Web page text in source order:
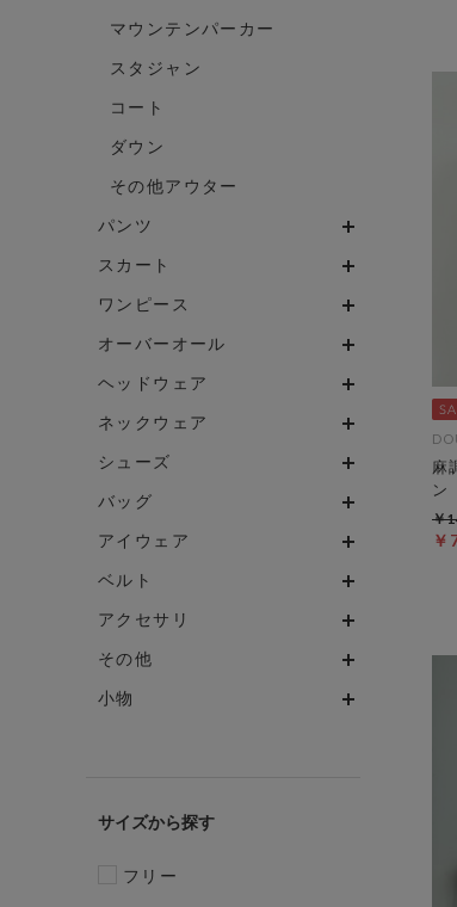
マウンテンパーカー
スタジャン
コート
ダウン
その他アウター
パンツ
スカート
ワンピース
オーバーオール
ヘッドウェア
ネックウェア
シューズ
バッグ
アイウェア
ベルト
アクセサリ
その他
小物
サイズ
フリー
麻
ン
￥
￥